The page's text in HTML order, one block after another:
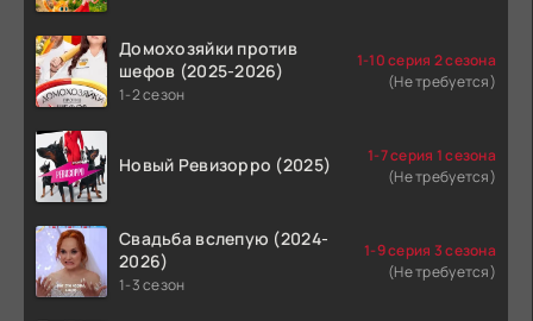
Домохозяйки против
шефов (2025-2026)
1-2 сезон
1-10 серия 2 сезона
(Не требуется)
Новый Ревизорро (2025)
1-7 серия 1 сезона
(Не требуется)
Свадьба вслепую (2024-
2026)
1-3 сезон
1-9 серия 3 сезона
(Не требуется)